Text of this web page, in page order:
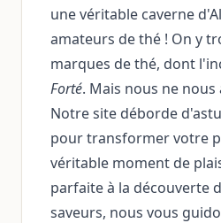
une véritable caverne
amateurs de thé ! On y
marques de thé, dont
Forté. Mais nous ne
Notre site déborde
pour transformer votre
véritable moment de
parfaite à la découverte
saveurs, nous vous